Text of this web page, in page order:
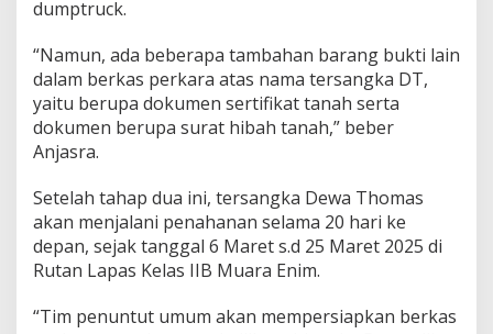
dumptruck.
“Namun, ada beberapa tambahan barang bukti lain
dalam berkas perkara atas nama tersangka DT,
yaitu berupa dokumen sertifikat tanah serta
dokumen berupa surat hibah tanah,” beber
Anjasra.
Setelah tahap dua ini, tersangka Dewa Thomas
akan menjalani penahanan selama 20 hari ke
depan, sejak tanggal 6 Maret s.d 25 Maret 2025 di
Rutan Lapas Kelas IIB Muara Enim.
“Tim penuntut umum akan mempersiapkan berkas